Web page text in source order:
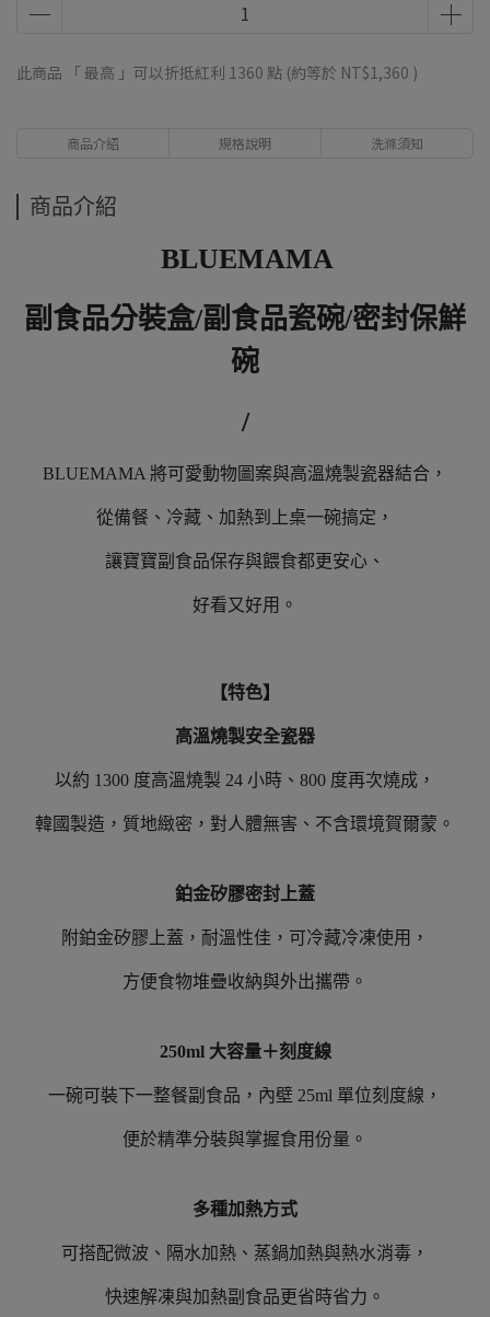
此商品 「 最高 」可以折抵紅利 1360 點 (約等於 NT$1,360 )
商品介紹 規格說明 洗滌須知
商品介紹
BLUEMAMA
副食品分裝盒/副食品瓷碗/密封保鮮
碗
/
BLUEMAMA 將可愛動物圖案與高溫燒製瓷器結合，
從備餐、冷藏、加熱到上桌一碗搞定，
讓寶寶副食品保存與餵食都更安心、
好看又好用。
【特色】
高溫燒製安全瓷器
以約 1300 度高溫燒製 24 小時、800 度再次燒成，
韓國製造，質地緻密，對人體無害、不含環境賀爾蒙。
鉑金矽膠密封上蓋
附鉑金矽膠上蓋，耐溫性佳，可冷藏冷凍使用，
方便食物堆疊收納與外出攜帶。
250ml 大容量＋刻度線
一碗可裝下一整餐副食品，內壁 25ml 單位刻度線，
便於精準分裝與掌握食用份量。
多種加熱方式
可搭配微波、隔水加熱、蒸鍋加熱與熱水消毒，
快速解凍與加熱副食品更省時省力。